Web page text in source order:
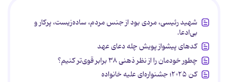
شهید رئیسی، مردی بود از جنس مردم، ساده‌زیست، پرکار و
بی‌ادعا.
کدهای پیشواز پویش چله دعای عهد
چطور خودمان را از نظر ذهنی ۳۸ برابر قوی‌تر کنیم؟
کن ۲۰۲۵؛ جشنواره‌ای علیه خانواده